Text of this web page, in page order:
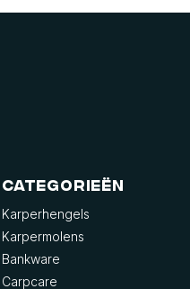
Categorieën
Karperhengels
Karpermolens
Bankware
Carpcare